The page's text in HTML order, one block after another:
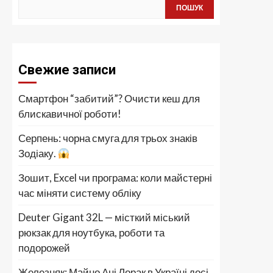
ПОШУК
Свежие записи
Смартфон “забитий”? Очисти кеш для
блискавичної роботи!
Серпень: чорна смуга для трьох знаків
Зодіаку.
Зошит, Excel чи програма: коли майстерні
час міняти систему обліку
Deuter Gigant 32L — місткий міський
рюкзак для ноутбука, роботи та
подорожей